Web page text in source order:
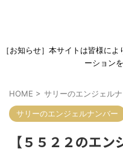
［お知らせ］本サイトは皆様に
ーション
HOME > サリーのエンジェル
サリーのエンジェルナンバー
【５５２２のエ